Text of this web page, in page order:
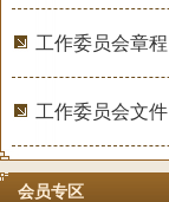
工作委员会章程
工作委员会文件
会员专区